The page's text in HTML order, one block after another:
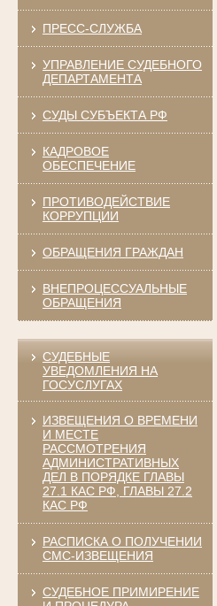
ПРЕСС-СЛУЖБА
УПРАВЛЕНИЕ СУДЕБНОГО
ДЕПАРТАМЕНТА
СУДЫ СУБЪЕКТА РФ
КАДРОВОЕ
ОБЕСПЕЧЕНИЕ
ПРОТИВОДЕЙСТВИЕ
КОРРУПЦИИ
ОБРАЩЕНИЯ ГРАЖДАН
ВНЕПРОЦЕССУАЛЬНЫЕ
ОБРАЩЕНИЯ
СУДЕБНЫЕ
УВЕДОМЛЕНИЯ НА
ГОСУСЛУГАХ
ИЗВЕЩЕНИЯ О ВРЕМЕНИ
И МЕСТЕ
РАССМОТРЕНИЯ
АДМИНИСТРАТИВНЫХ
ДЕЛ В ПОРЯДКЕ ГЛАВЫ
27.1 КАС РФ, ГЛАВЫ 27.2
КАС РФ
РАСПИСКА О ПОЛУЧЕНИИ
СМС-ИЗВЕЩЕНИЯ
СУДЕБНОЕ ПРИМИРЕНИЕ